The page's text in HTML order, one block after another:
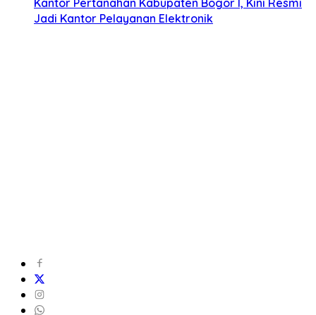
Jadi Kantor Pelayanan Elektronik